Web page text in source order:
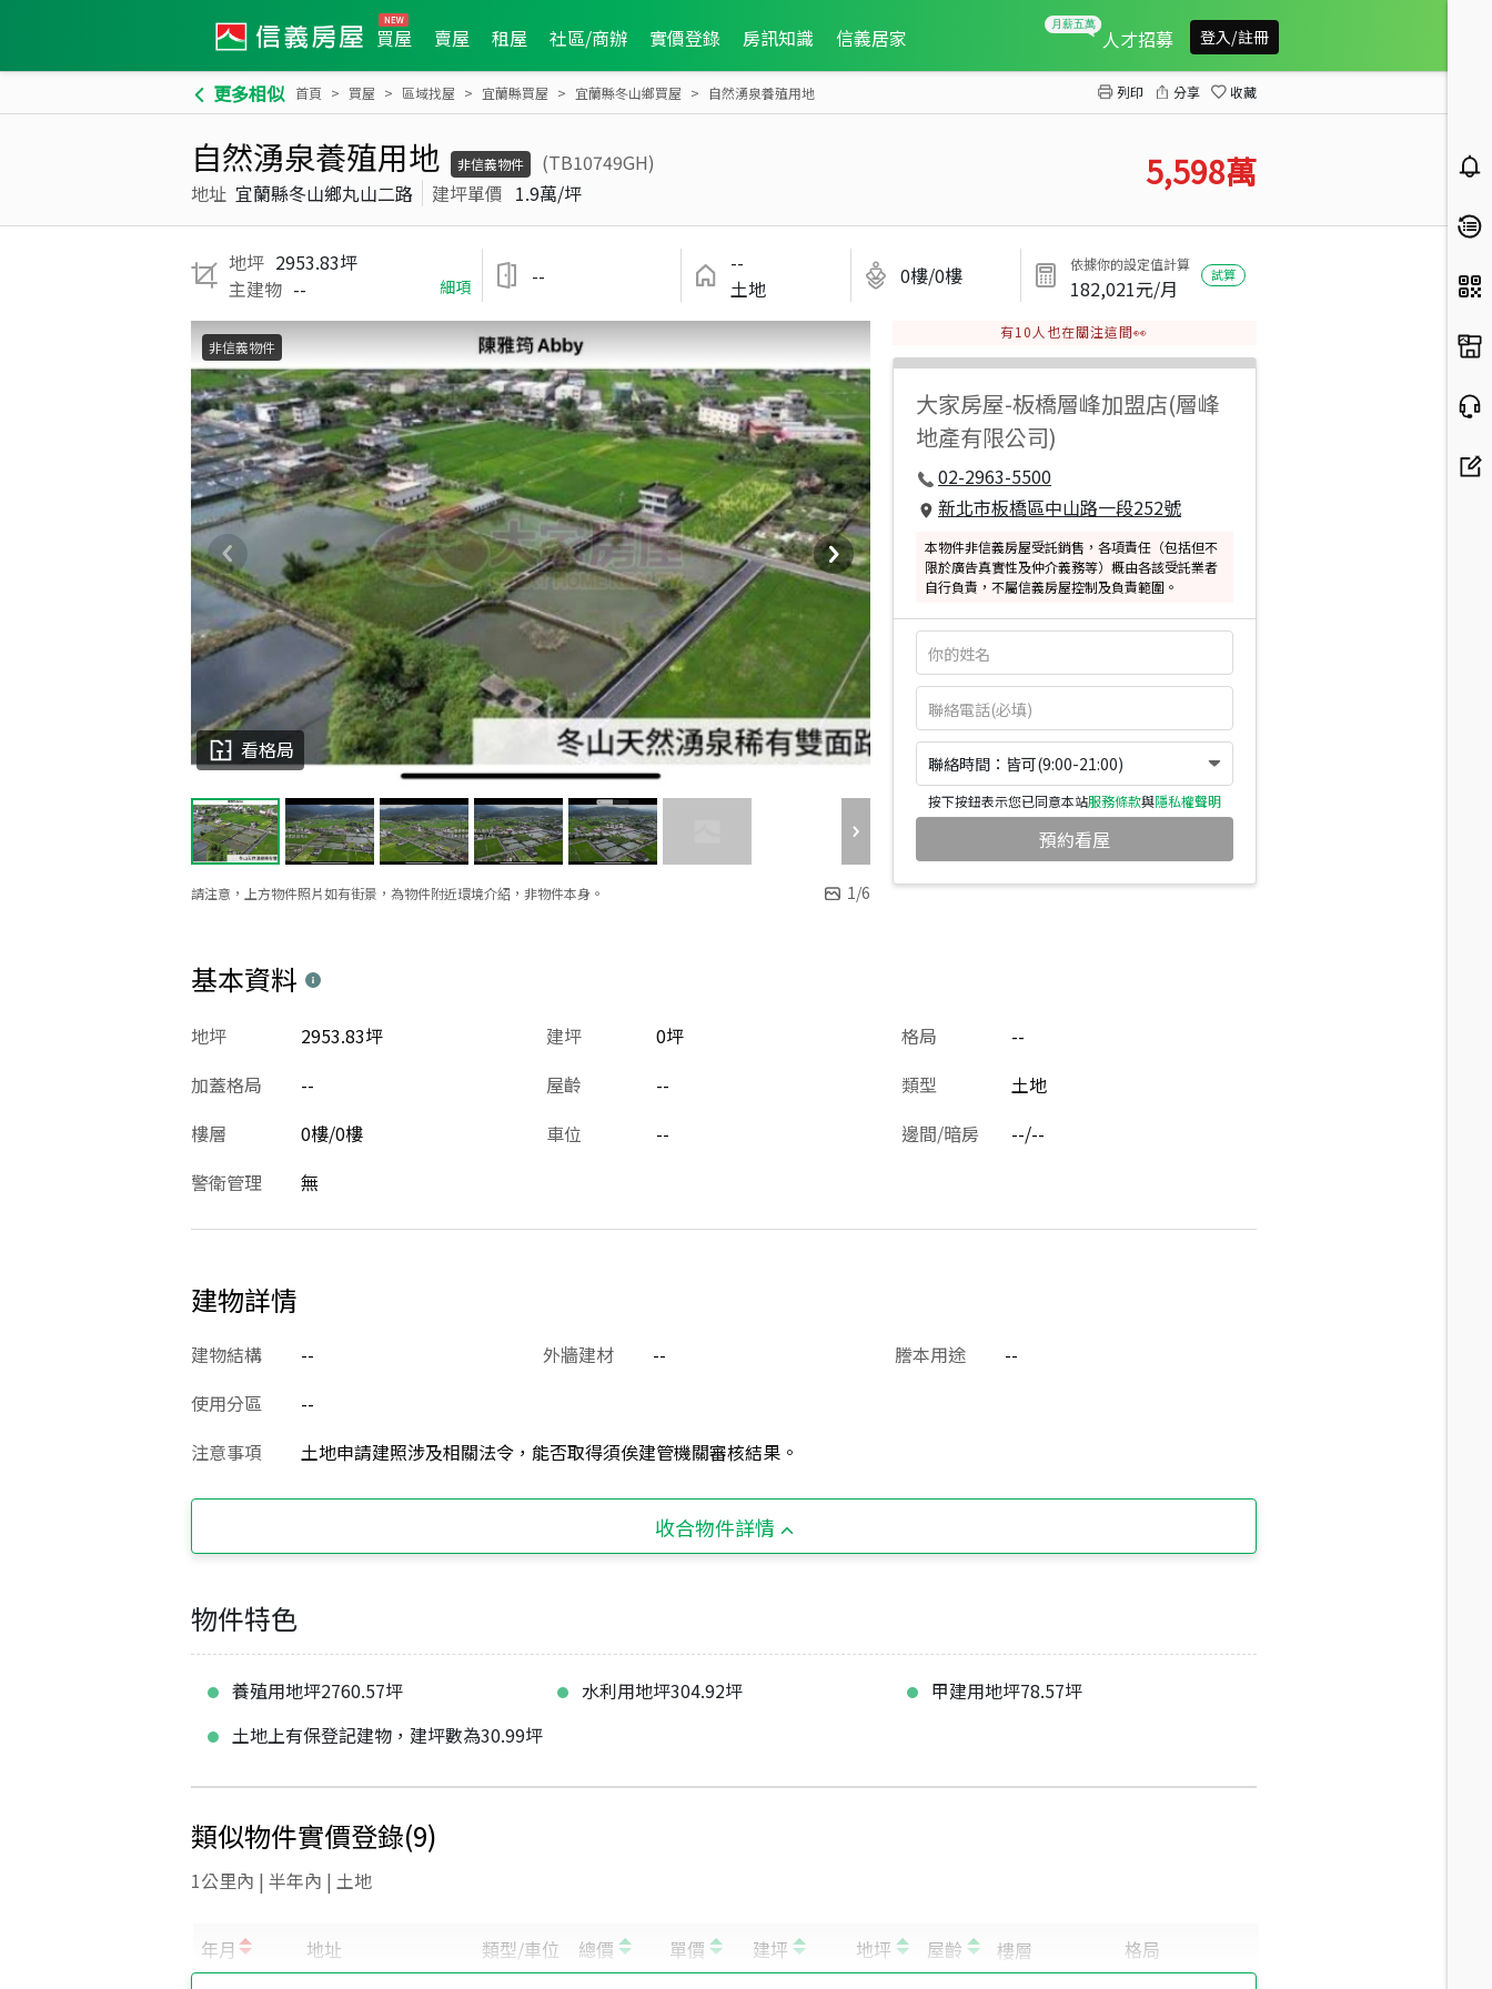
買屋 賣屋 租屋 社區/商辦 實價登錄 房訊知識 信義居家 人才招募 登入/註冊
更多相似 首頁 買屋 區域找屋 宜蘭縣買屋 宜蘭縣冬山鄉買屋 自然湧泉養殖用地 列印 分享 收藏
自然湧泉養殖用地 非信義物件
(TB10749GH)
地址 宜蘭縣冬山鄉丸山二路 建坪單價 1.9萬/坪 5,598萬
地坪 2953.83坪
主建物 -- 細項 --
--
土地
0樓/0樓 依據你的設定值計算
182,021元/月
試算
請注意，上方物件照片如有街景，為物件附近環境介紹，非物件本身。 1/6
看格局
非信義物件
有10 人也在關注這間👀
大家房屋-板橋層峰加盟店(層峰
地產有限公司)
02-2963-5500
新北市板橋區中山路一段252號
本物件非信義房屋受託銷售，各項責任（包括但不
限於廣告真實性及仲介義務等）概由各該受託業者
自行負責，不屬信義房屋控制及負責範圍。
聯絡時間：皆可(9:00-21:00)
按下按鈕表示您已同意本站服務條款與隱私權聲明
預約看屋
基本資料
建坪 0坪
地坪 2953.83坪 格局
--
加蓋格局
-- 屋齡 -- 類型
土地
樓層
0樓/0樓 車位 -- 邊間/暗房
--/--
警衛管理
無
建物詳情
建物結構 -- 外牆建材 -- 謄本用途
--
使用分區
--
注意事項
土地申請建照涉及相關法令，能否取得須俟建管機關審核結果。
收合物件詳情
物件特色
養殖用地坪2760.57坪 水利用地坪304.92坪
甲建用地坪78.57坪
土地上有保登記建物，建坪數為30.99坪
類似物件實價登錄(9)
1公里內 | 半年內 | 土地